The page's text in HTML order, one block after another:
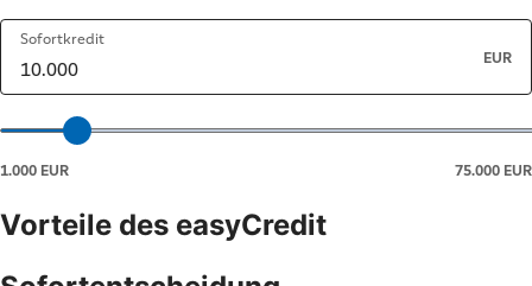
Vorteile des easyCredit